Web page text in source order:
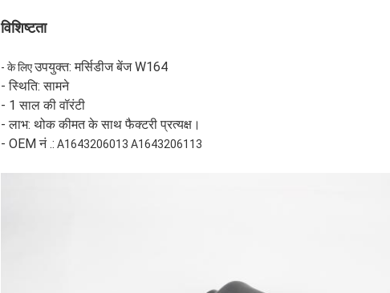
विशिष्टता
- के लिएउपयुक्त: मर्सिडीज बेंज W164
- स्थिति: सामने
- 1 साल की वॉरंटी
- लाभ: थोक कीमत के साथ फैक्टरी प्रत्यक्ष।
- OEM नं .: A1643206013 A1643206113